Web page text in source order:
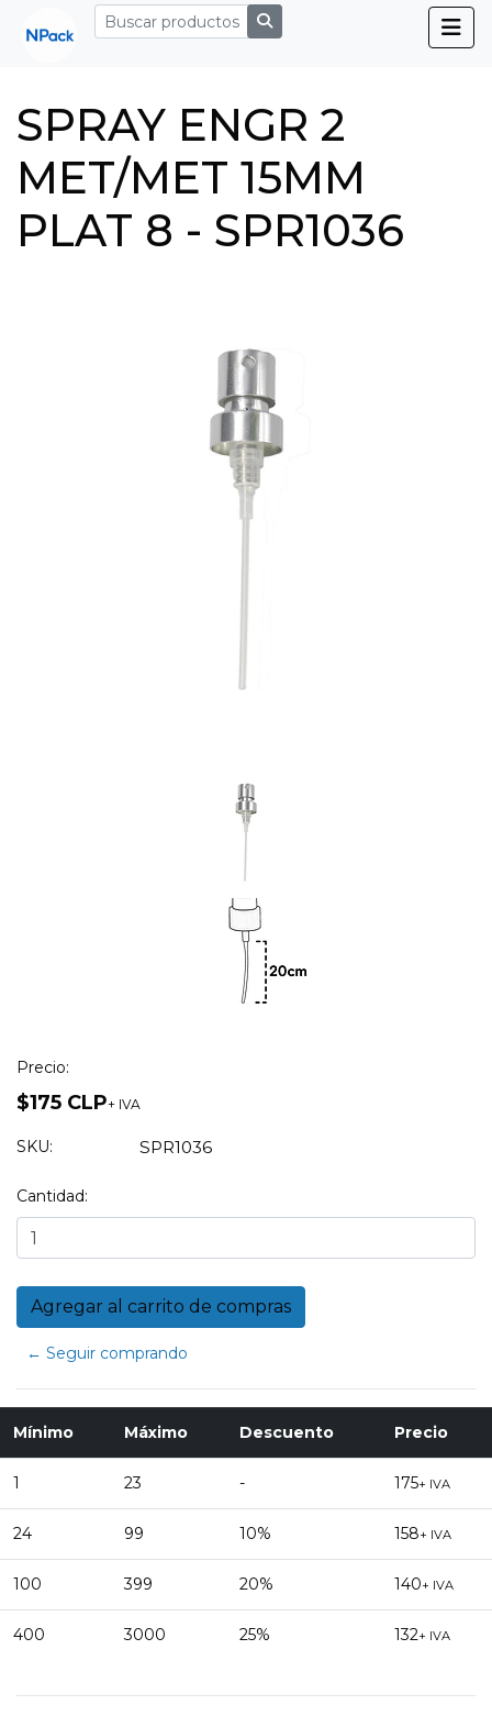
SPRAY ENGR 2
MET/MET 15MM
PLAT 8 - SPR1036
Precio:
$175 CLP+ IVA
SKU: SPR1036
Cantidad:
← Seguir comprando
Mínimo Máximo Descuento Precio
1 23 - 175+ IVA
24 99 10% 158+ IVA
100 399 20% 140+ IVA
400 3000 25% 132+ IVA